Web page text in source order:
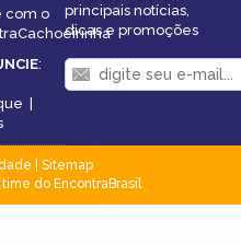
com o
:
principais notícias,
dicas e promoções
Sitemap
do EncontraBrasil